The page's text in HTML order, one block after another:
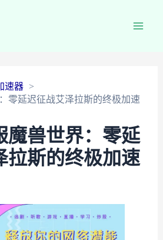
速器
零延迟征战艾泽拉斯的终极加速
魔兽世界：零延
拉斯的终极加速